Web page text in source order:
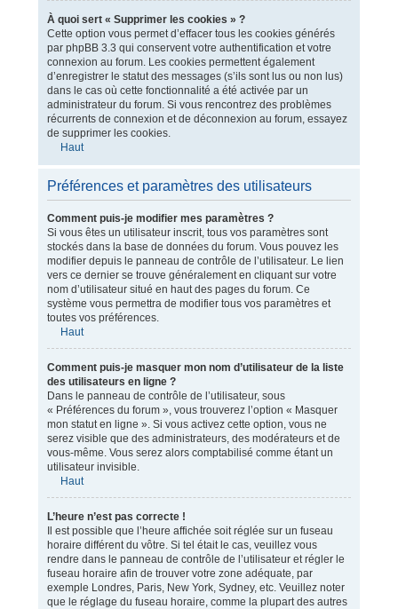
À quoi sert « Supprimer les cookies » ?
Cette option vous permet d’effacer tous les cookies générés
par phpBB 3.3 qui conservent votre authentification et votre
connexion au forum. Les cookies permettent également
d’enregistrer le statut des messages (s’ils sont lus ou non lus)
dans le cas où cette fonctionnalité a été activée par un
administrateur du forum. Si vous rencontrez des problèmes
récurrents de connexion et de déconnexion au forum, essayez
de supprimer les cookies.
Haut
Préférences et paramètres des utilisateurs
Comment puis-je modifier mes paramètres ?
Si vous êtes un utilisateur inscrit, tous vos paramètres sont
stockés dans la base de données du forum. Vous pouvez les
modifier depuis le panneau de contrôle de l’utilisateur. Le lien
vers ce dernier se trouve généralement en cliquant sur votre
nom d’utilisateur situé en haut des pages du forum. Ce
système vous permettra de modifier tous vos paramètres et
toutes vos préférences.
Haut
Comment puis-je masquer mon nom d’utilisateur de la liste
des utilisateurs en ligne ?
Dans le panneau de contrôle de l’utilisateur, sous
« Préférences du forum », vous trouverez l’option « Masquer
mon statut en ligne ». Si vous activez cette option, vous ne
serez visible que des administrateurs, des modérateurs et de
vous-même. Vous serez alors comptabilisé comme étant un
utilisateur invisible.
Haut
L’heure n’est pas correcte !
Il est possible que l’heure affichée soit réglée sur un fuseau
horaire différent du vôtre. Si tel était le cas, veuillez vous
rendre dans le panneau de contrôle de l’utilisateur et régler le
fuseau horaire afin de trouver votre zone adéquate, par
exemple Londres, Paris, New York, Sydney, etc. Veuillez noter
que le réglage du fuseau horaire, comme la plupart des autres